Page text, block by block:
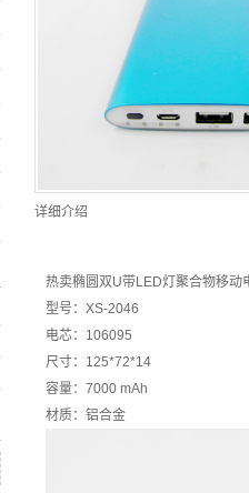
详细介绍
热卖椭圆双U带LED灯 聚合物移动
型号：XS-2046
电芯：106095
尺寸：125*72*14
容量：7000 mAh
材质：铝合金